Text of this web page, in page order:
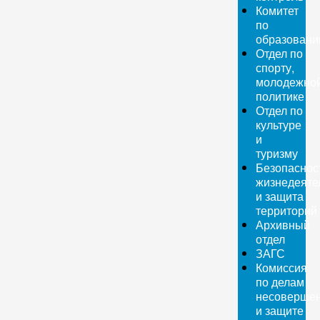
Комитет
по
Отдел по
спорту,
политике
Отдел по
культуре
и
туризму
и защита
территорий
Архивный
отдел
ЗАГС
Комиссия
по делам
и защите